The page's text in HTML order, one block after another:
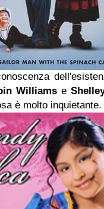
Williams e
è molto inquietante.